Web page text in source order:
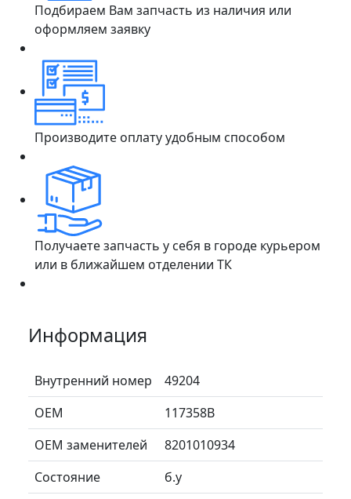
Подбираем Вам запчасть из наличия или
оформляем заявку
Производите оплату удобным способом
Получаете запчасть у себя в городе курьером
или в ближайшем отделении ТК
Информация
Внутренний номер
49204
ОЕМ
117358B
ОЕМ заменителей
8201010934
Состояние
б.у